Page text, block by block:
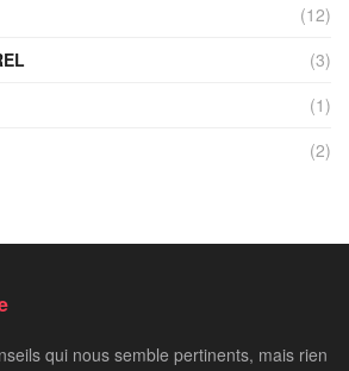
(12)
(3)
(1)
(2)
qui nous semble pertinents, mais rien